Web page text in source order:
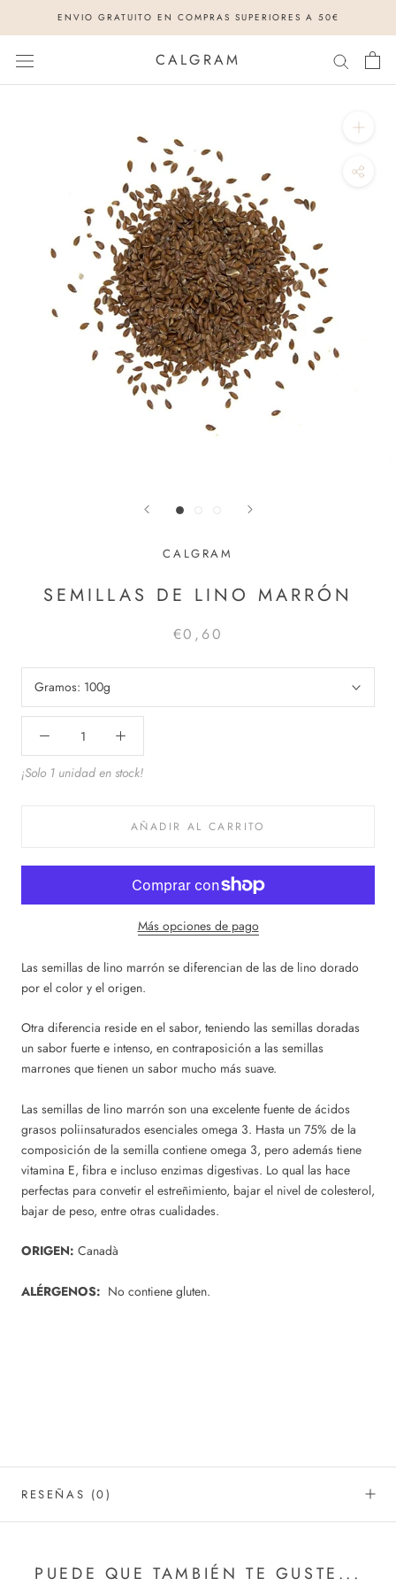
ENVIO GRATUITO EN COMPRAS SUPERIORES A 50€
CALGRAM
CALGRAM
SEMILLAS DE LINO MARRÓN
€0,60
Gramos: 100g
¡Solo 1 unidad en stock!
AÑADIR AL CARRITO
Más opciones de pago
Las semillas de lino marrón se diferencian de las de lino dorado
por el color y el origen.
Otra diferencia reside en el sabor, teniendo las semillas doradas
un sabor fuerte e intenso, en contraposición a las semillas
marrones que tienen un sabor mucho más suave.
Las semillas de lino marrón son una excelente fuente de ácidos
grasos poliinsaturados esenciales omega 3. Hasta un 75% de la
composición de la semilla contiene omega 3, pero además tiene
vitamina E, fibra e incluso enzimas digestivas. Lo qual las hace
perfectas para convetir el estreñimiento, bajar el nivel de colesterol,
bajar de peso, entre otras cualidades.
ORIGEN: Canadà
ALÉRGENOS: No contiene gluten.
RESEÑAS (0)
PUEDE QUE TAMBIÉN TE GUSTE...